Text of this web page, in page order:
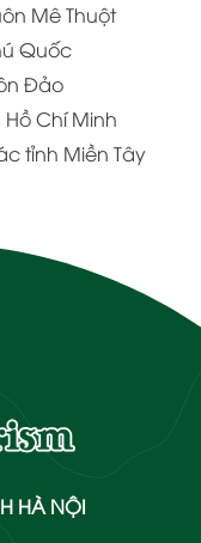
Mê Thuột
Quốc
Đảo
Hồ Chí Minh
tỉnh Miền Tây
HÀ NỘI